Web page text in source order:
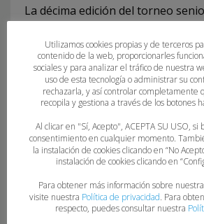
La décima edición del torneo
balonmano asturiano:
Viernes, 19 de septiembre
19:00 h–Lobas Global Atac
Balonmano Gijón
🏟️Palacio de Deportes Juan
(Langreo)
👧IV Minicopa Cadete Femenina
La cantera también será
Utilizamos cookies propias y de terceros
contenido de la web, proporcionarles
sociales y para analizar el tráfico de nuestra
uso de esta tecnología o administrar su
rechazarla, y así controlar completamente
recopila y gestiona a través de los botones
Al clicar en "Sí, Acepto", ACEPTA SU USO,
consentimiento en cualquier momento.
la instalación de cookies clicando en “No
instalación de cookies clicando en
Para obtener más información sobre
visite nuestra Política de privacidad. Para
respecto, puedes consultar nuestra